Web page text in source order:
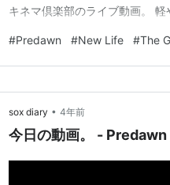
キネマ倶楽部のライブ動画。 軽
#Predawn #New Life #The
sox diary • 4年前
今日の動画。 -